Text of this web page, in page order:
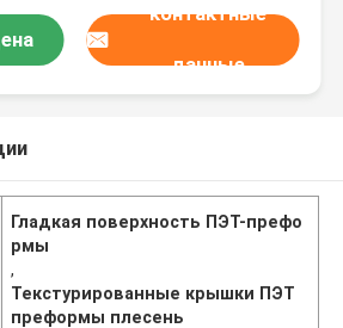
контактные
данные
Гладкая поверхность ПЭТ-префо
рмы
,
Текстурированные крышки ПЭТ
преформы плесень